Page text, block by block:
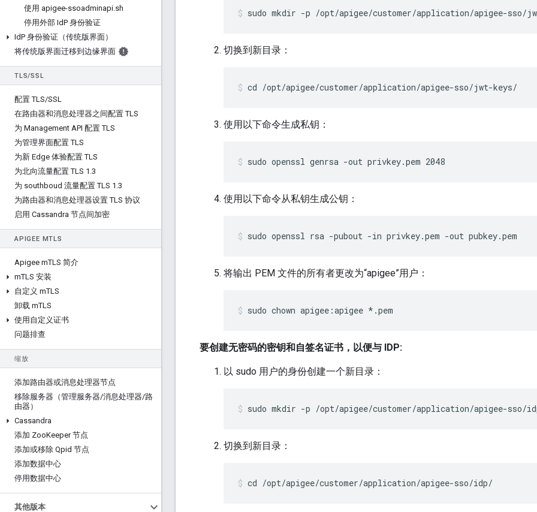
使用 apigee-ssoadminapi.sh
停用外部 IdP 身份验证
IdP 身份验证（传统版界面）
将传统版界面迁移到边缘界面
TLS/SSL
配置 TLS/SSL
在路由器和消息处理器之间配置 TLS
为 Management API 配置 TLS
为管理界面配置 TLS
为新 Edge 体验配置 TLS
为北向流量配置 TLS 1 .3
为 southboud 流量配置 TLS 1 .3
为路由器和消息处理器设置 TLS 协议
启用 Cassandra 节点间加密
APIGEE MTLS
Apigee mTLS 简介
mTLS 安装
自定义 mTLS
卸载 mTLS
使用自定义证书
问题排查
缩放
添加路由器或消息处理器节点
移除服务器（管理服务器/消息处理器/路
由器）
Cassandra
添加 ZooKeeper 节点
添加或移除 Qpid 节点
添加数据中心
停用数据中心
其他版本
sudo mkdir -p /opt/apigee/customer/application/apigee-sso/
切换到新目录：
cd /opt/apigee/customer/application/apigee-sso/jwt-keys/
使用以下命令生成私钥：
sudo openssl genrsa -out privkey.pem 2048
使用以下命令从私钥生成公钥：
sudo openssl rsa -pubout -in privkey.pem -out pubkey.pem
将输出 PEM 文件的所有者更改为“apigee”用户：
sudo chown apigee:apigee *.pem
要创建无密码的密钥和自签名证书，以便与 IDP:
以 sudo 用户的身份创建一个新目录：
sudo mkdir -p /opt/apigee/customer/application/apigee-sso/
切换到新目录：
cd /opt/apigee/customer/application/apigee-sso/idp/